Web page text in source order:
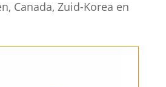
Canada, Zuid-Korea en